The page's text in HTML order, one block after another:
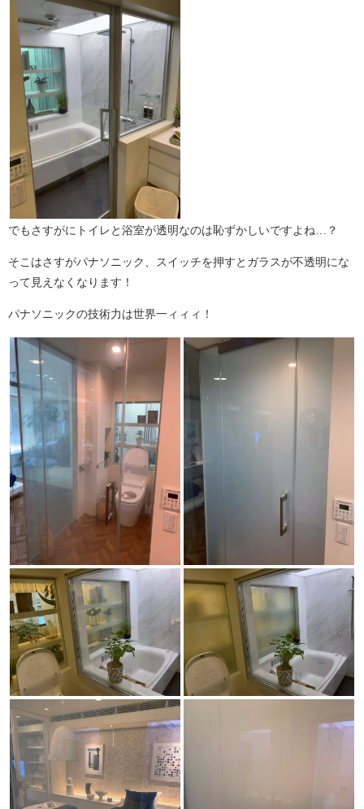
でもさすがにトイレと浴室が透明なのは恥ずかしいですよね…？
そこはさすがパナソニック、スイッチを押すとガラスが不透明にな
って見えなくなります！
パナソニックの技術力は世界一ィィィ！